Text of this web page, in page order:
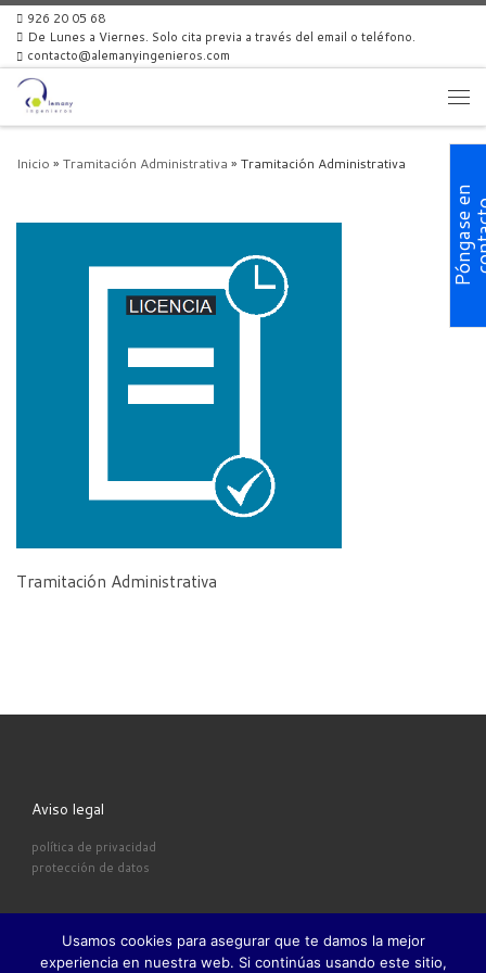
Skip to content
926 20 05 68
De Lunes a Viernes. Solo cita previa a través del email o teléfono.
contacto@alemanyingenieros.com
Inicio » Tramitación Administrativa » Tramitación Administrativa
Tramitación Administrativa
Aviso legal
política de privacidad
protección de datos
P
ó
n
g
a
s
e
n
c
o
n
t
a
c
t
Usamos cookies para asegurar que te damos la mejor
experiencia en nuestra web. Si continúas usando este sitio,